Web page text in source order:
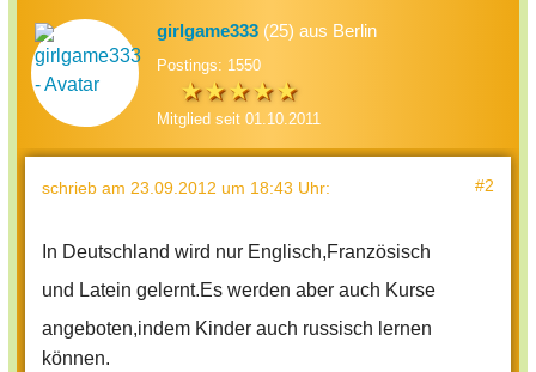
girlgame333 (25) aus Berlin
Postings: 1550
Mitglied seit 01.10.2011
schrieb am 23.09.2012 um 18:43 Uhr: #2
In Deutschland wird nur Englisch,Französisch
und Latein gelernt.Es werden aber auch Kurse
angeboten,indem Kinder auch russisch lernen
können.